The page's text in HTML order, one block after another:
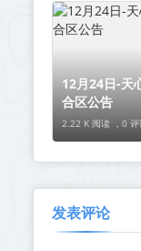
12月24日-天
合区公告
2.22 K 阅读 ，0 评
发表评论